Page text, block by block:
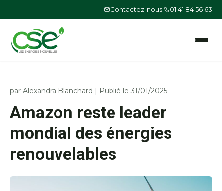
Contactez-nous| 01 41 84 56 63
Ouvrir le
par Alexandra Blanchard | Publié le 31/01/2025
Amazon reste leader
mondial des énergies
renouvelables